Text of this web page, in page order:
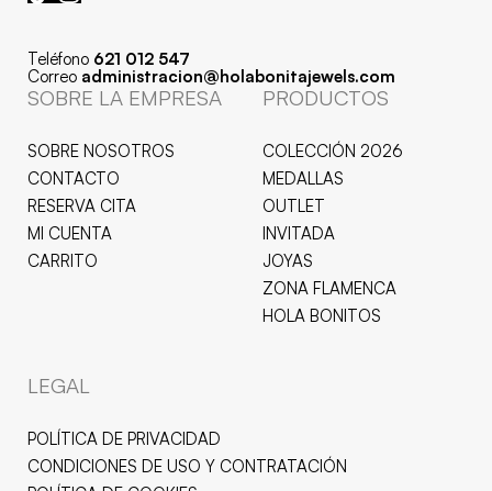
Teléfono 621 012 547
Correo administracion@holabonitajewels.com
SOBRE LA EMPRESA
SOBRE NOSOTROS
CONTACTO
RESERVA CITA
MI CUENTA
CARRITO
PRODUCTOS
COLECCIÓN 2026
MEDALLAS
OUTLET
INVITADA
JOYAS
ZONA FLAMENCA
HOLA BONITOS
LEGAL
POLÍTICA DE PRIVACIDAD
CONDICIONES DE USO Y CONTRATACIÓN